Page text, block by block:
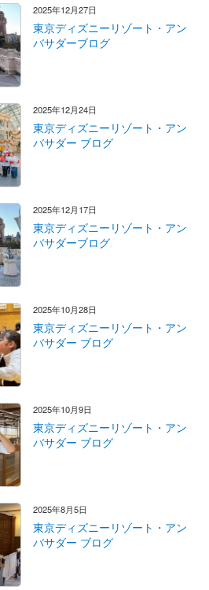
2025年12月27日
東京ディズニーリゾート・アン
バサダーブログ
2025年12月24日
東京ディズニーリゾート・アン
バサダー ブログ
2025年12月17日
東京ディズニーリゾート・アン
バサダーブログ
2025年10月28日
東京ディズニーリゾート・アン
バサダー ブログ
2025年10月9日
東京ディズニーリゾート・アン
バサダー ブログ
2025年8月5日
東京ディズニーリゾート・アン
バサダー ブログ